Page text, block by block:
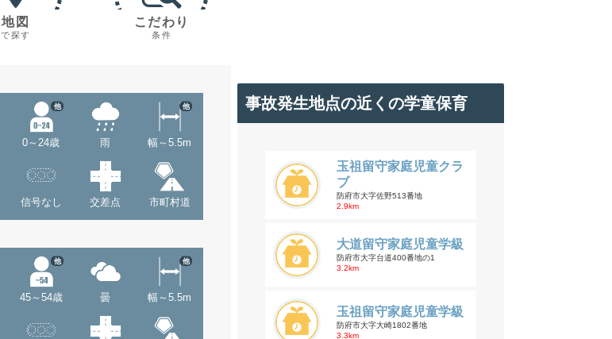
地図
で探す
こだわり
条件
0～24歳
他
雨 幅～5.5m
他
信号なし 交差点 市町村道
45～54歳
他
曇 幅～5.5m
他
事故発生地点の近くの学童保育
玉祖留守家庭児童クラ
ブ
防府市大字佐野513番地
2.9km
大道留守家庭児童学級
防府市大字台道400番地の1
3.2km
玉祖留守家庭児童学級
防府市大字大崎1802番地
3.3km